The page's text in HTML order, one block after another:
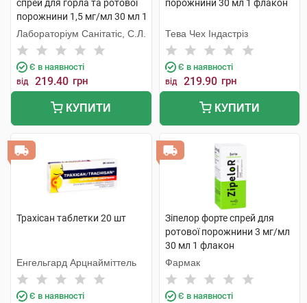
спрей для горла та ротової
порожнини 1,5 мг/мл 30 мл 1
флакон
Лабораторіум Санітатіс, С.Л.
Є в наявності
від 219.40 грн
КУПИТИ
порожнини 30 мл 1 флакон
Тева Чех Індастріз
Є в наявності
від 219.90 грн
КУПИТИ
Трахісан таблетки 20 шт
Енгельгард Арцнайміттель
Є в наявності
Зіпелор форте спрей для
ротової порожнини 3 мг/мл
30 мл 1 флакон
Фармак
Є в наявності